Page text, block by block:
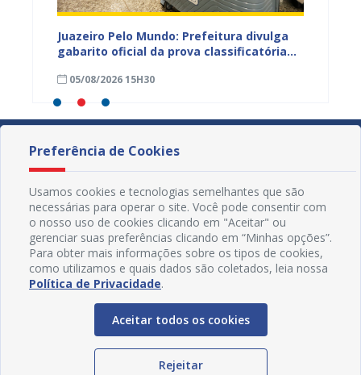
Juazeiro Pelo Mundo: Prefeitura divulga
gabarito oficial da prova classificatória
05/08/2026 15H30
Redes Sociais
Preferência de Cookies
Usamos cookies e tecnologias semelhantes que são
necessárias para operar o site. Você pode consentir com
o nosso uso de cookies clicando em "Aceitar" ou
gerenciar suas preferências clicando em “Minhas opções”.
Para obter mais informações sobre os tipos de cookies,
como utilizamos e quais dados são coletados, leia nossa
Política de Privacidade.
Aceitar todos os cookies
Rejeitar